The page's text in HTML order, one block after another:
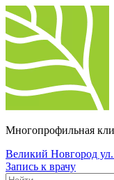
Многопрофильная
Великий Новгород
Запись к врачу